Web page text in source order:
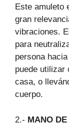
Este amuleto
gran
vibraciones.
para
persona
puede utilizar
casa, o
cuerpo.
2.- MANO